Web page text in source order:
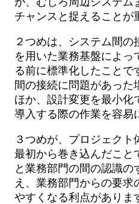
チャンスと捉えることが
２つめは、システム間の
を用いた業務基盤によっ
る前に標準化したことで
間の接続に問題があった
ほか、設計変更を最小化
導入する際の作業を容易
３つめが、プロジェク
最初から巻き込んだこと
と業務部門の間の認識の
え、業務部門からの要
やすくなる利点がありま